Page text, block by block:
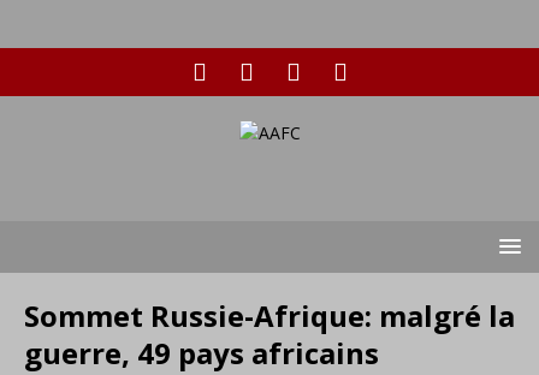
Sommet Russie-Afrique: malgré la
guerre, 49 pays africains